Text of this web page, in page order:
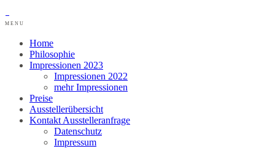
MENU
Home
Philosophie
Impressionen 2023
Impressionen 2022
mehr Impressionen
Preise
Ausstellerübersicht
Kontakt Ausstelleranfrage
Datenschutz
Impressum